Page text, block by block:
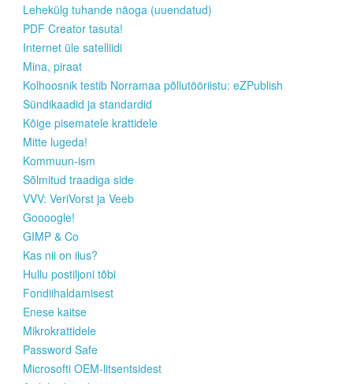
Lehekülg tuhande näoga (uuendatud)
PDF Creator tasuta!
Internet üle satelliidi
Mina, piraat
Kolhoosnik testib Norramaa põllutööriistu: eZPublish
Sündikaadid ja standardid
Kõige pisematele krattidele
Mitte lugeda!
Kommuun-ism
Sõlmitud traadiga side
VVV: VeriVorst ja Veeb
Goooogle!
GIMP & Co
Kas nii on ilus?
Hullu postiljoni tõbi
Fondiihaldamisest
Enese kaitse
Mikrokrattidele
Password Safe
Microsofti OEM-litsentsidest